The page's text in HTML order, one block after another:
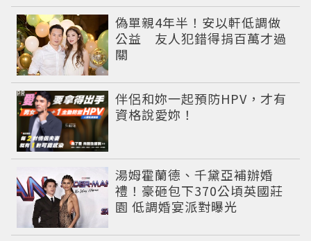
偽單親4年半！安以軒低調做
公益 友人犯錯得捐百萬才過
關
伴侶和妳一起預防HPV，才有
資格說愛妳！
PR
湯姆霍蘭德、千黛亞補辦婚
禮！豪砸包下370公頃英國莊
園 低調婚宴派對曝光